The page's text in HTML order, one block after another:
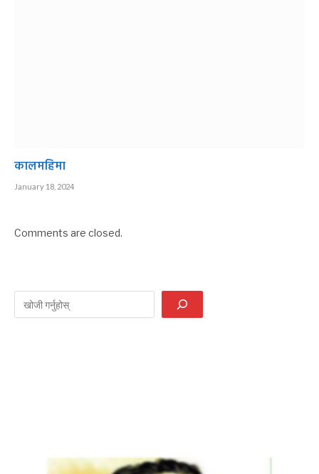
कालमहिमा
January 18, 2024
Comments are closed.